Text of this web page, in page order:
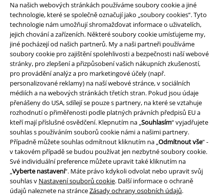
Na našich webových stránkách používáme soubory cookie a jiné
technologie, které se společně označují jako „soubory cookies“. Tyto
technologie nám umožňují shromažďovat informace o uživatelích,
jejich chování a zařízeních. Některé soubory cookie umísťujeme my,
jiné pocházejí od našich partnerů. My a naši partneři používáme
soubory cookie pro zajištění spolehlivosti a bezpečnosti naší webové
stránky, pro zlepšení a přizpůsobení vašich nákupních zkušeností,
pro provádění analýz a pro marketingové účely (např.
personalizované reklamy) na naší webové stránce, v sociálních
médiích a na webových stránkách třetích stran. Pokud jsou údaje
přenášeny do USA, sdílejí se pouze s partnery, na které se vztahuje
rozhodnutí o přiměřenosti podle platných právních předpisů EU a
kteří mají příslušné osvědčení. Klepnutím na „Souhlasím“ vyjadřujete
souhlas s používáním souborů cookie námi a našimi partnery.
Případně můžete souhlas odmítnout kliknutím na „Odmítnout vše“ -
v takovém případě se budou používat jen nezbytné soubory cookie.
Své individuální preference můžete upravit také kliknutím na
„Vyberte nastavení“. Máte právo kdykoli odvolat nebo upravit svůj
souhlas v Nastavení souborů cookie. Další informace o ochraně
údajů naleznete na stránceZásady ochrany osobních údajů.
Balíkovna Balík Do ruky
EMP aplikaci
Stáhněte si novou EMP aplikaci zdarma a využijte všechny nové
funkce a výhody!
A Warner Music Group Company